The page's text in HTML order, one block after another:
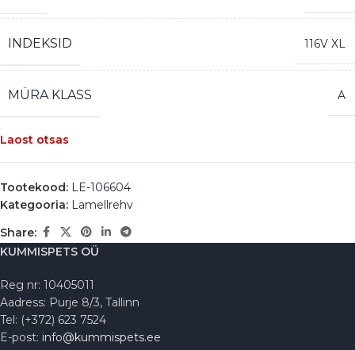
INDEKSID 116V XL
MÜRA KLASS A
Laost otsas
Tootekood: LE-106604
Kategooria: Lamellrehv
Share:
KUMMISPETS OÜ
Reg nr: 10405011
Aadress: Purje 8/3, Tallinn
Tel: (+372) 623 7524
E-post: info@kummispets.ee